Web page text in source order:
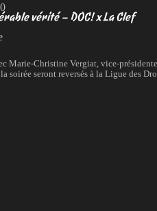
vérité – DOC! x La Clef
Marie-Christine Vergiat, vice-
soirée seront reversés à la Ligue des